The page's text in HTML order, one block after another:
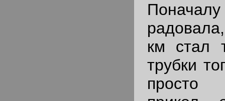
км стал
трубки
просто